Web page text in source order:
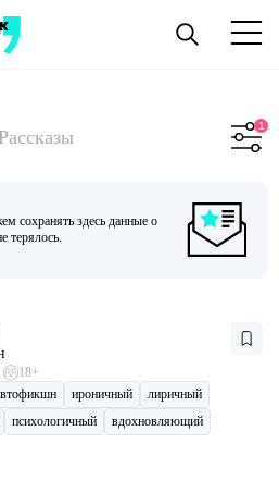
Рассказы
сохранять здесь данные о
терялось.
18+
ироничный
лиричный
психологичный вдохновляющий